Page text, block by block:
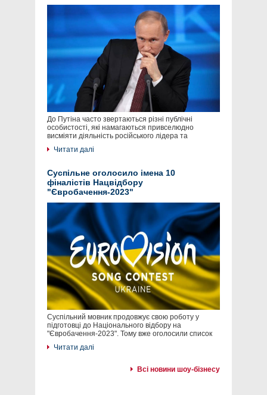
До Путіна часто звертаються різні публічні
особистості, які намагаються привселюдно
висміяти діяльність російського лідера та
Читати далі
Суспільне оголосило імена 10
фіналістів Нацвідбору
"Євробачення-2023"
Суспільний мовник продовжує свою роботу у
підготовці до Національного відбору на
"Євробачення-2023". Тому вже оголосили список
Читати далі
Всі новини шоу-бізнесу